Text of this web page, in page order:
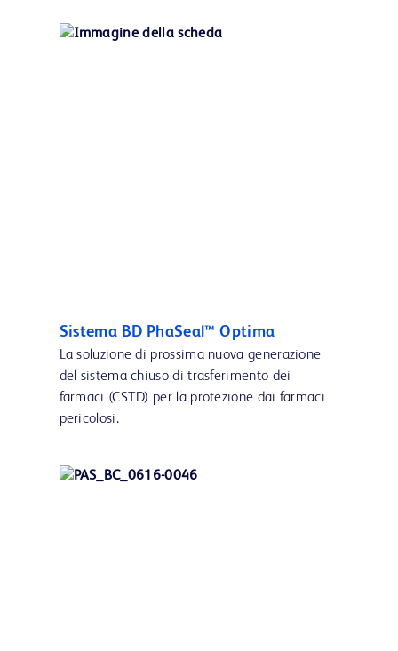
Sistema BD PhaSeal™ Optima
La soluzione di prossima nuova generazione
del sistema chiuso di trasferimento dei
farmaci (CSTD) per la protezione dai farmaci
pericolosi.